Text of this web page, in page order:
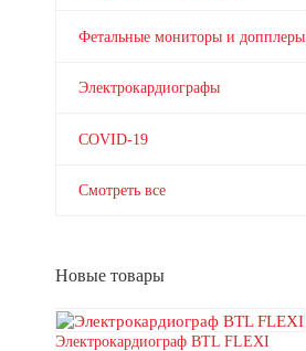
Фетальные мониторы и допплеры
Электрокардиографы
COVID-19
Смотреть все
Новые товары
Электрокардиограф BTL FLEXI